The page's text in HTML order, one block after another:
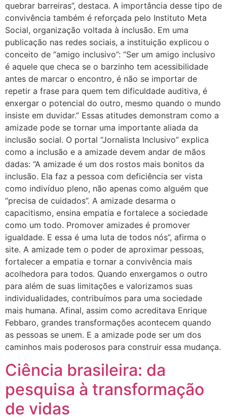
quebrar barreiras”, destaca. A importância desse tipo de
convivência também é reforçada pelo Instituto Meta
Social, organização voltada à inclusão. Em uma
publicação nas redes sociais, a instituição explicou o
conceito de “amigo inclusivo”: “Ser um amigo inclusivo
é aquele que checa se o barzinho tem acessibilidade
antes de marcar o encontro, é não se importar de
repetir a frase para quem tem dificuldade auditiva, é
enxergar o potencial do outro, mesmo quando o mundo
insiste em duvidar.” Essas atitudes demonstram como a
amizade pode se tornar uma importante aliada da
inclusão social. O portal “Jornalista Inclusivo” explica
como a inclusão e a amizade devem andar de mãos
dadas: “A amizade é um dos rostos mais bonitos da
inclusão. Ela faz a pessoa com deficiência ser vista
como indivíduo pleno, não apenas como alguém que
“precisa de cuidados”. A amizade desarma o
capacitismo, ensina empatia e fortalece a sociedade
como um todo. Promover amizades é promover
igualdade. E essa é uma luta de todos nós”, afirma o
site. A amizade tem o poder de aproximar pessoas,
fortalecer a empatia e tornar a convivência mais
acolhedora para todos. Quando enxergamos o outro
para além de suas limitações e valorizamos suas
individualidades, contribuímos para uma sociedade
mais humana. Afinal, assim como acreditava Enrique
Febbaro, grandes transformações acontecem quando
as pessoas se unem. E a amizade pode ser um dos
caminhos mais poderosos para construir essa mudança.
Ciência brasileira: da
pesquisa à transformação
de vidas